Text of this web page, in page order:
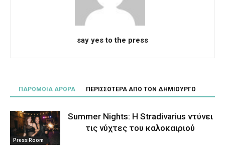
say yes to the press
ΠΑΡΟΜΟΙΑ ΑΡΘΡΑ ΠΕΡΙΣΣΟΤΕΡΑ ΑΠΟ ΤΟΝ ΔΗΜΙΟΥΡΓΟ
Press Room
Summer Nights: Η Stradivarius ντύνει
τις νύχτες του καλοκαιριού